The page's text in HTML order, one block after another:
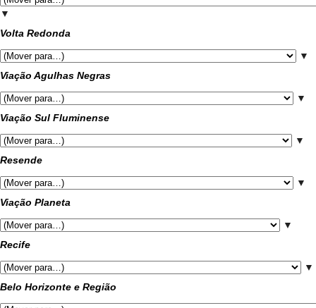
▼
Volta Redonda
▼
Viação Agulhas Negras
▼
Viação Sul Fluminense
▼
Resende
▼
Viação Planeta
▼
Recife
▼
Belo Horizonte e Região